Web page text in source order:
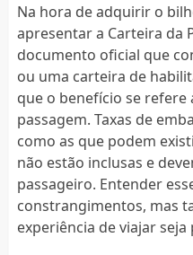
Na hora de adquirir o
apresentar a Carteira da
documento oficial que
ou uma carteira de
que o benefício se refere
passagem. Taxas de
como as que podem
não estão inclusas e
passageiro. Entender
constrangimentos, mas
experiência de viajar